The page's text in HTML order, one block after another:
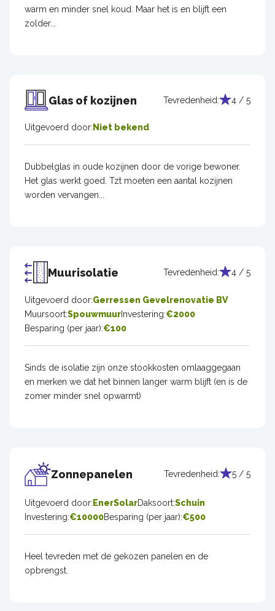
warm en minder snel koud. Maar het is en blijft een
zolder...
Glas of kozijnen Tevredenheid: 4 / 5
Uitgevoerd door: Niet bekend
Dubbelglas in oude kozijnen door de vorige bewoner.
Het glas werkt goed. Tzt moeten een aantal kozijnen
worden vervangen...
Muurisolatie Tevredenheid: 4 / 5
Uitgevoerd door:Gerressen Gevelrenovatie BV
Muursoort:Spouwmuur Investering:€2000
Besparing (per jaar):€100
Sinds de isolatie zijn onze stookkosten omlaaggegaan
en merken we dat het binnen langer warm blijft (en is de
zomer minder snel opwarmt)
Zonnepanelen Tevredenheid: 5 / 5
Uitgevoerd door: EnerSolarDaksoort:Schuin
Investering:€10000Besparing (per jaar):€500
Heel tevreden met de gekozen panelen en de
opbrengst.